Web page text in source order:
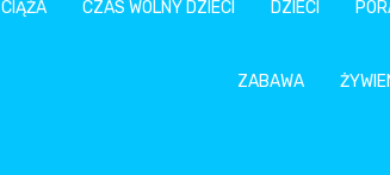
CIĄŻA CZAS WOLNY DZIECI DZIECI
ZABAWA